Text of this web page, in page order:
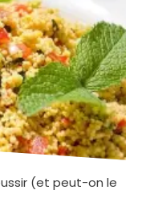
(et peut-on le